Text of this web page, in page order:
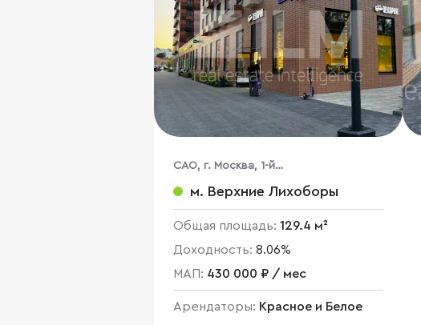
CАО, г. Москва, 1-й
Нижнелихоборский пр-д, 1
м. Верхние Лихоборы
Общая площадь: 129.4 м²
Доходность: 8.06%
МАП: 430 000 ₽ / мес
Арендаторы: Красное и Белое